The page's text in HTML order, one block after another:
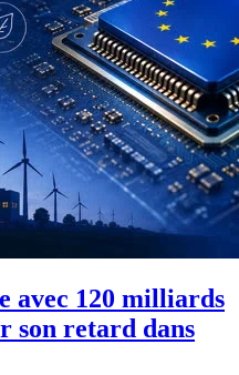
avec 120 milliards
son retard dans